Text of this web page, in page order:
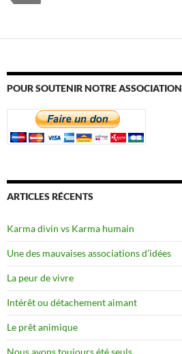
POUR SOUTENIR NOTRE ASSOCIATION
ARTICLES RÉCENTS
Karma divin vs Karma humain
Une des mauvaises associations d’idées
La peur de vivre
Intérêt ou détachement aimant
Le prêt animique
Nous avons toujours été seuls